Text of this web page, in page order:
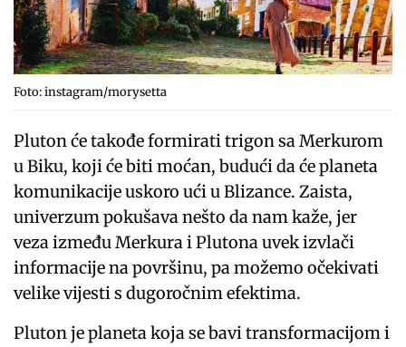
Foto: instagram/morysetta
Pluton će takođe formirati trigon sa Merkurom
u Biku, koji će biti moćan, budući da će planeta
komunikacije uskoro ući u Blizance. Zaista,
univerzum pokušava nešto da nam kaže, jer
veza između Merkura i Plutona uvek izvlači
informacije na površinu, pa možemo očekivati
velike vijesti s dugoročnim efektima.
Pluton je planeta koja se bavi transformacijom i